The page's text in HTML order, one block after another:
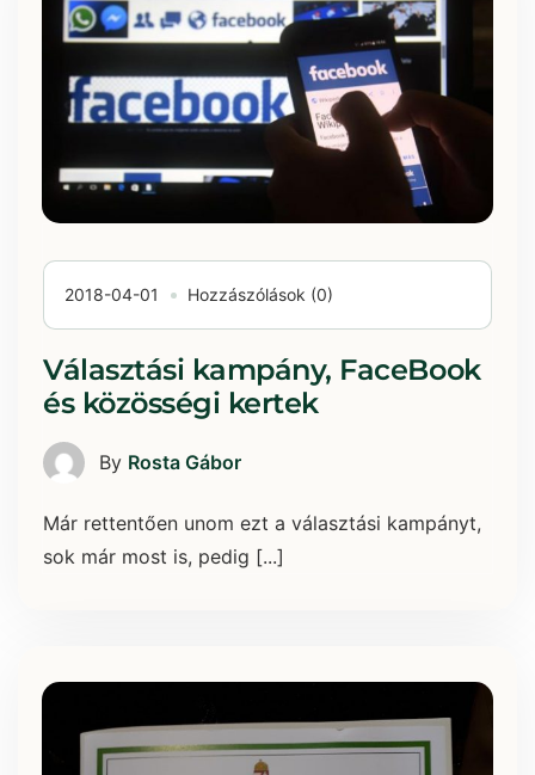
2018-04-01 Hozzászólások (0)
Választási kampány, FaceBook
és közösségi kertek
By Rosta Gábor
Már rettentően unom ezt a választási kampányt,
sok már most is, pedig [...]